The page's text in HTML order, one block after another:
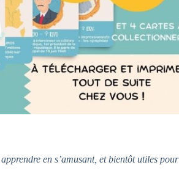
en s’amusant, et bientôt utiles pour